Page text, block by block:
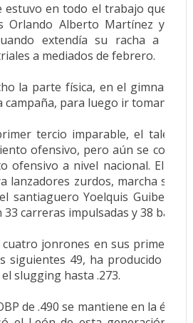
estuvo en todo el trabajo que
Orlando Alberto Martínez y
extendía su racha a
a mediados de febrero.
la parte física, en el gimnasio,
para luego ir tomando
tercio imparable, el
ofensivo, pero aún se coloca
ofensivo a nivel nacional. El
lanzadores zurdos, marcha
santiaguero Yoelquis Guibert—
carreras impulsadas y 38 bases
jonrones en sus primeras
siguientes 49, ha producido
slugging hasta .273.
de .490 se mantiene en la élite.